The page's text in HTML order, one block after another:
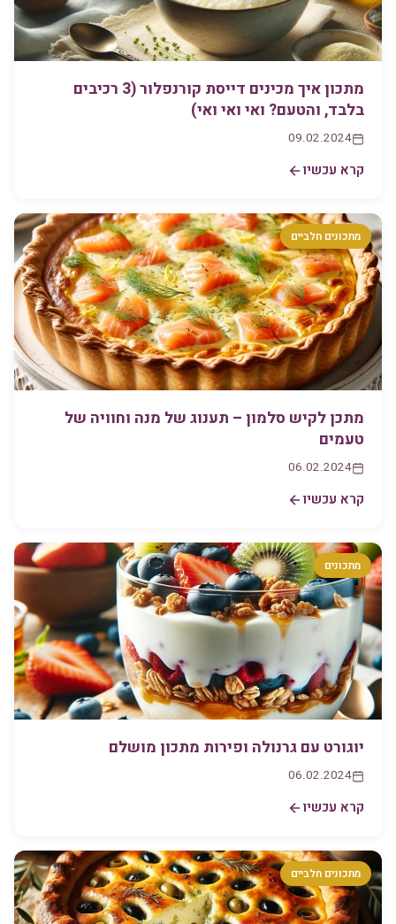
מתכון איך מכינים דייסת קורנפלור (3 רכיבים
בלבד, והטעם? ואי ואי ואי)
09.02.2024
קרא עכשיו
מתכונים חלביים
מתכן לקיש סלמון – תענוג של מנה וחוויה של
טעמים
06.02.2024
קרא עכשיו
מתכונים
יוגורט עם גרנולה ופירות מתכון מושלם
06.02.2024
קרא עכשיו
מתכונים חלביים